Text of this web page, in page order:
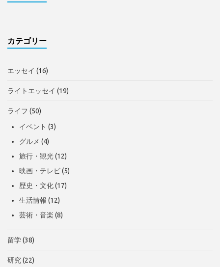
カテゴリー
エッセイ (16)
ライトエッセイ (19)
ライフ (50)
イベント (3)
グルメ (4)
旅行・観光(12)
映画・テレビ(5)
歴史・文化(17)
生活情報 (12)
芸術・音楽 (8)
留学(38)
研究(22)